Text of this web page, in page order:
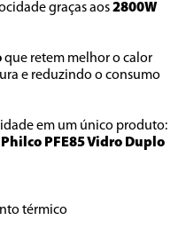
graças aos 2800W
que retem melhor o calor
e reduzindo o consumo
PFE85 Vidro Duplo
térmico